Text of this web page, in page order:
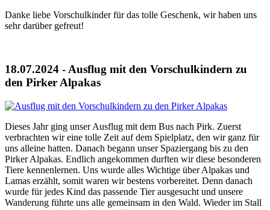
Danke liebe Vorschulkinder für das tolle Geschenk, wir haben uns
sehr darüber gefreut!
18.07.2024 - Ausflug mit den Vorschulkindern zu
den Pirker Alpakas
Dieses Jahr ging unser Ausflug mit dem Bus nach Pirk. Zuerst
verbrachten wir eine tolle Zeit auf dem Spielplatz, den wir ganz für
uns alleine hatten. Danach begann unser Spaziergang bis zu den
Pirker Alpakas. Endlich angekommen durften wir diese besonderen
Tiere kennenlernen. Uns wurde alles Wichtige über Alpakas und
Lamas erzählt, somit waren wir bestens vorbereitet. Denn danach
wurde für jedes Kind das passende Tier ausgesucht und unsere
Wanderung führte uns alle gemeinsam in den Wald. Wieder im Stall